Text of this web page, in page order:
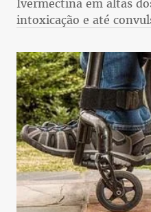
Ivermectina em altas
intoxicação e até